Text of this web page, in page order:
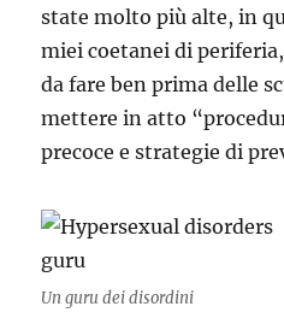
state molto più alte, in
miei coetanei di
da fare ben prima delle
mettere in atto
precoce e strategie di
Un guru dei disordini